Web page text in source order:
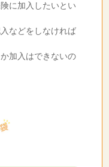
に加入したいとい
などをしなければ
加入はできないの